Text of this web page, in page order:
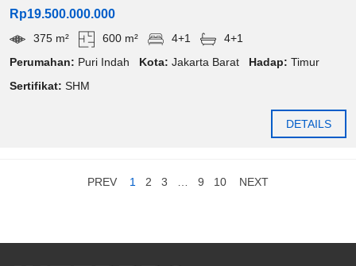
Rp19.500.000.000
375 m² 600 m² 4+1
4+1
Perumahan: Puri Indah Kota: Jakarta Barat Hadap: Timur
Sertifikat: SHM
DETAILS
PREV 1 2 3 9 10 NEXT